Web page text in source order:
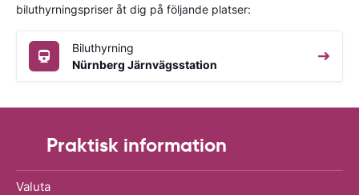
biluthyrningspriser åt dig på följande platser:
Biluthyrning
Nürnberg Järnvägsstation
Praktisk information
Valuta